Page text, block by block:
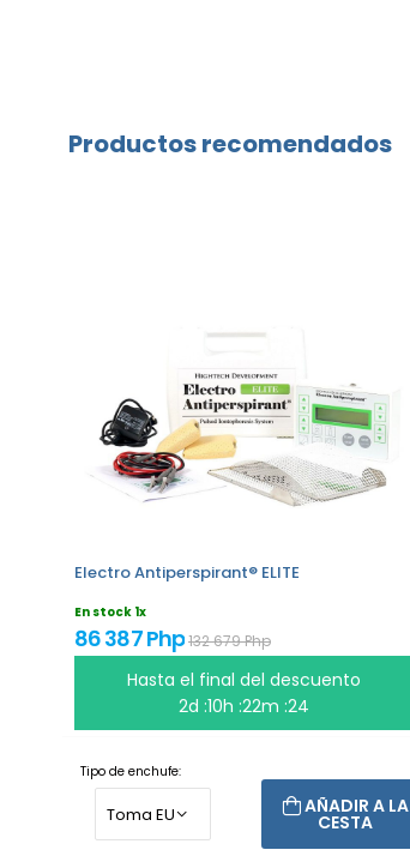
Productos recomendados
Electro Antiperspirant® ELITE
En stock 1x
86 387 Php132 679 Php
Hasta el final del descuento
2d :10h :22m :24
Tipo de enchufe:
AÑADIR A LA
CESTA